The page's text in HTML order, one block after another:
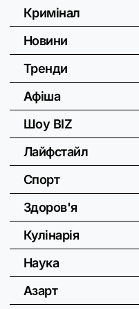
Кримінал
Новини
Тренди
Афіша
Шоу BIZ
Лайфстайл
Спорт
Здоров'я
Кулінарія
Наука
Азарт